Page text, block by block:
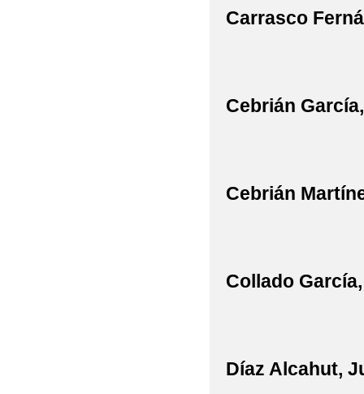
Carrasco
Cebrián
Cebrián
Collado
Díaz Alcahut,